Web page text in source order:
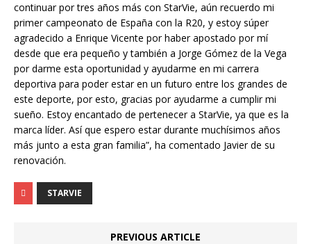
continuar por tres años más con StarVie, aún recuerdo mi
primer campeonato de España con la R20, y estoy súper
agradecido a Enrique Vicente por haber apostado por mí
desde que era pequeño y también a Jorge Gómez de la Vega
por darme esta oportunidad y ayudarme en mi carrera
deportiva para poder estar en un futuro entre los grandes de
este deporte, por esto, gracias por ayudarme a cumplir mi
sueño. Estoy encantado de pertenecer a StarVie, ya que es la
marca líder. Así que espero estar durante muchísimos años
más junto a esta gran familia”, ha comentado Javier de su
renovación.
STARVIE
PREVIOUS ARTICLE